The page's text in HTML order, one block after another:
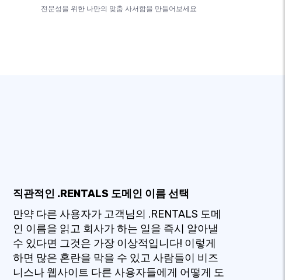
전문성을 위한 나만의 맞춤 사서함을 만들어보세요
직관적인 .RENTALS 도메인 이름 선택
만약 다른 사용자가 고객님의 .RENTALS 도메
인 이름을 읽고 회사가 하는 일을 즉시 알아낼
수 있다면 그것은 가장 이상적입니다! 이렇게
하면 많은 혼란을 막을 수 있고 사람들이 비즈
니스나 웹사이트 다른 사용자들에게 어떻게 도